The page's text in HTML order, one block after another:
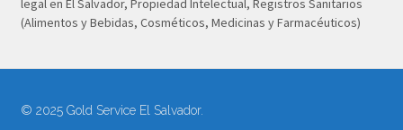
legal en El Salvador, Propiedad Intelectual, Registros Sanitarios
(Alimentos y Bebidas, Cosméticos, Medicinas y Farmacéuticos)
© 2025 Gold Service El Salvador.